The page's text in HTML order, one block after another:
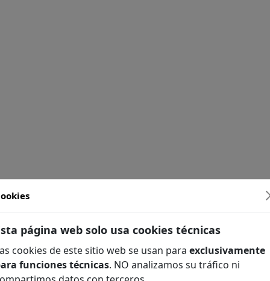
página web solo usa cookies técnicas
cookies de este sitio web se usan para exclusivamente
funciones técnicas. NO analizamos su tráfico ni